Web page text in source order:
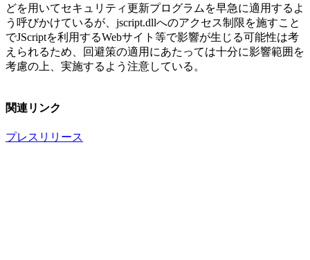
どを用いてセキュリティ更新プログラムを早急に適用するよ
う呼びかけているが、jscript.dllへのアクセス制限を施すこと
でJScriptを利用するWebサイト等で影響が生じる可能性は考
えられるため、回避策の適用にあたっては十分に影響範囲を
考慮の上、実施するよう注意している。
関連リンク
プレスリリース